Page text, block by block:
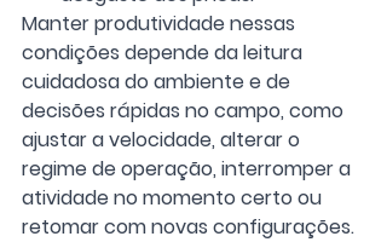
Manter produtividade nessas
condições depende da leitura
cuidadosa do ambiente e de
decisões rápidas no campo, como
ajustar a velocidade, alterar o
regime de operação, interromper a
atividade no momento certo ou
retomar com novas configurações.